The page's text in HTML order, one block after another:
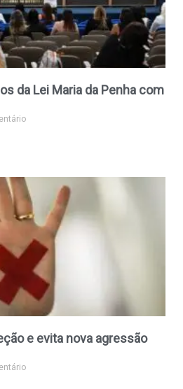
da Lei Maria da Penha com
e evita nova agressão